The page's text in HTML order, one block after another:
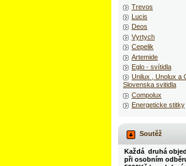
Trevos
Lucis
Deos
Vyrtych
Cepelik
Artemide
Eglo - svítidla
Unilux , Unolux a
Slovenska svitidla
Compolux
Energeticke stitky
Soutěž
Každá druhá
při osobním